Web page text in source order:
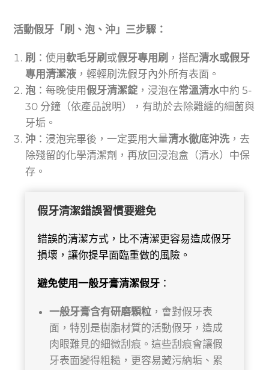
活動假牙「刷、泡、沖」三步驟：
刷 ：使用軟毛牙刷 或假牙專用刷 ，搭配清水或假牙
專用清潔液 ，輕輕刷洗假牙內外所有表面。
泡 ：每晚使用假牙清潔錠 ，浸泡在常溫清水中約 5-
30 分鐘（依產品說明），有助於去除難纏的細菌與
牙垢。
沖 ：浸泡完畢後，一定要用大量清水徹底沖洗 ，去
除殘留的化學清潔劑，再放回浸泡盒（清水）中保
存。
假牙清潔錯誤習慣要避免
錯誤的清潔方式，比不清潔更容易造成假牙
損壞，讓你提早面臨重做的風險。
避免使用一般牙膏清潔假牙 ：
一般牙膏含有研磨顆粒 ，會對假牙表
面，特別是樹脂材質的活動假牙，造成
肉眼難見的細微刮痕。這些刮痕會讓假
牙表面變得粗糙，更容易藏污納垢、累